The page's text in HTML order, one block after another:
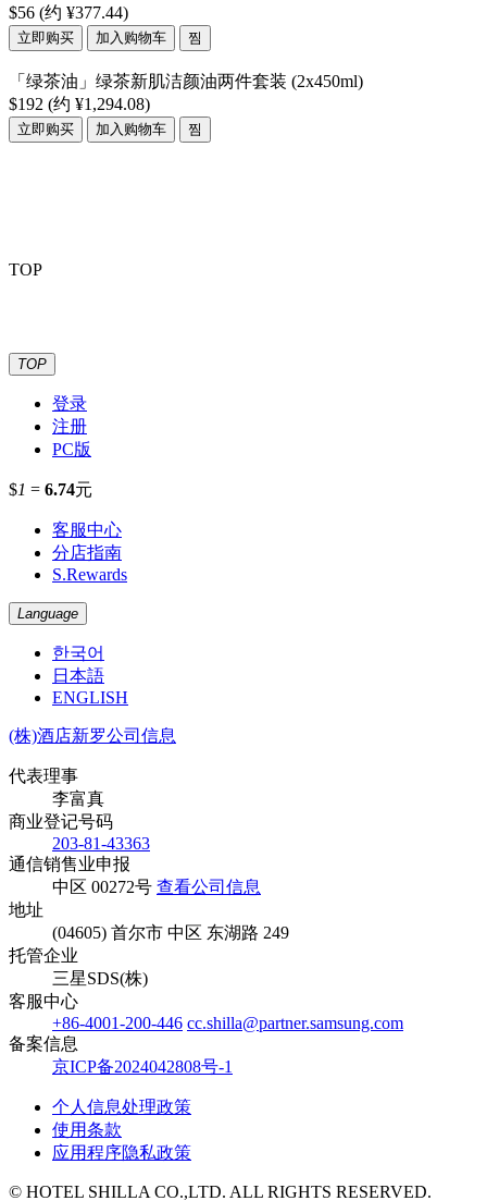
$56 (约 ¥377.44)
立即购买 加入购物车 찜
「绿茶油」绿茶新肌洁颜油两件套装 (2x450ml)
$192 (约 ¥1,294.08)
立即购买 加入购物车 찜
TOP
TOP
登录
注册
PC版
$1 = 6.74元
客服中心
分店指南
S.Rewards
Language
한국어
日本語
ENGLISH
(株)酒店新罗公司信息
代表理事
李富真
商业登记号码
203-81-43363
通信销售业申报
中区 00272号 查看公司信息
地址
(04605) 首尔市 中区 东湖路 249
托管企业
三星SDS(株)
客服中心
+86-4001-200-446 cc.shilla@partner.samsung.com
备案信息
京ICP备2024042808号-1
个人信息处理政策
使用条款
应用程序隐私政策
© HOTEL SHILLA CO.,LTD. ALL RIGHTS RESERVED.